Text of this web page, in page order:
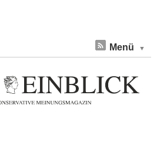
Menü